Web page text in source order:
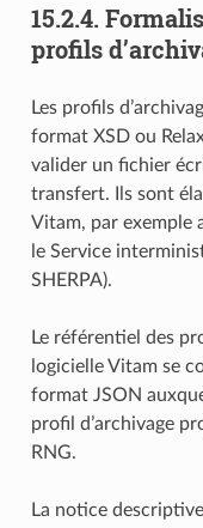
15.2.4.
profils
Les profils
format XSD ou
valider un fichier
transfert. Ils sont
Vitam, par exemple
le Service
SHERPA).
Le référentiel des
logicielle Vitam se
format JSON
profil d’archivage
RNG.
La notice